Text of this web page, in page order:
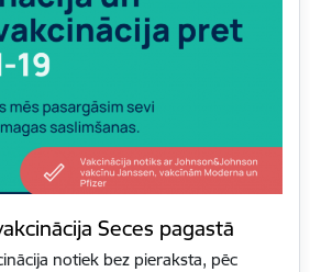
Seces pagastā
notiek bez pieraksta, pēc